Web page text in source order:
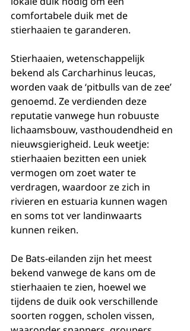
comfortabele duik met de
stierhaaien te garanderen.
Stierhaaien, wetenschappelijk
bekend als Carcharhinus leucas,
worden vaak de ‘pitbulls van de zee’
genoemd. Ze verdienden deze
reputatie vanwege hun robuuste
lichaamsbouw, vasthoudendheid en
nieuwsgierigheid. Leuk weetje:
stierhaaien bezitten een uniek
vermogen om zoet water te
verdragen, waardoor ze zich in
rivieren en estuaria kunnen wagen
en soms tot ver landinwaarts
kunnen reiken.
De Bats-eilanden zijn het meest
bekend vanwege de kans om de
stierhaaien te zien, hoewel we
tijdens de duik ook verschillende
soorten roggen, scholen vissen,